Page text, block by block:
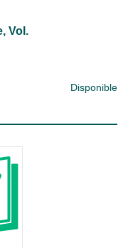
, Vol.
Disponible